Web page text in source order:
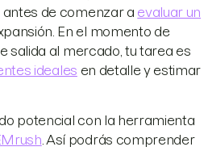
de comenzar a evaluar un
En el momento de
salida al mercado, tu tarea es
ideales en detalle y estimar
potencial con la herramienta
. Así podrás comprender